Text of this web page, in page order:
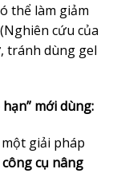
thể làm giảm
cứu của
tránh dùng gel
mới dùng:
giải pháp
cụ nâng